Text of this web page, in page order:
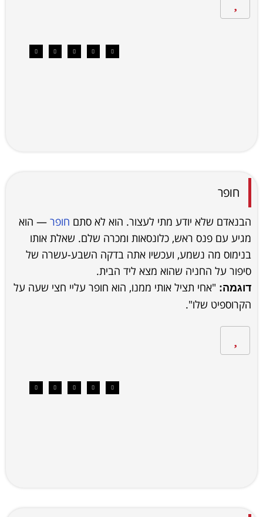
חופר
הבנאדם שלא יודע מתי לעצור. הוא לא סתם חופר — הוא
מגיע עם פנס ראש, כלונסאות ומכרה שלם. שאלת אותו
בנימוס מה נשמע, ועכשיו אתה בדקה השבע-עשרה של
סיפור על החניה שהוא מצא ליד הבית.
דוגמה: "אחי תציל אותי ממנו, הוא חופר עליי חצי שעה על
הקרוספיט שלו".